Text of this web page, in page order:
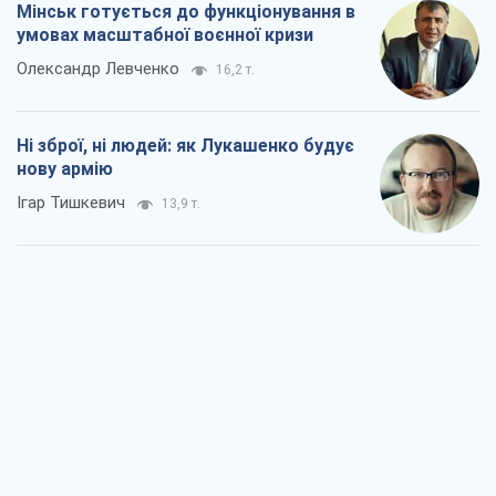
Мінськ готується до функціонування в
умовах масштабної воєнної кризи
Олександр Левченко 16,2 т.
Ні зброї, ні людей: як Лукашенко будує
нову армію
Ігар Тишкевич 13,9 т.